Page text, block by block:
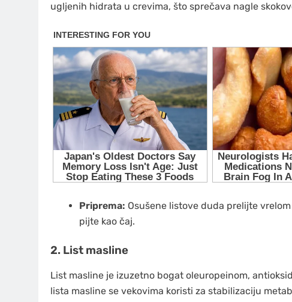
ugljenih hidrata u crevima, što sprečava nagle
Priprema: Osušene listove duda prelijte
pijte kao čaj.
2. List masline
List masline je izuzetno bogat oleuropeinom,
lista masline se vekovima koristi za stabilizaciju